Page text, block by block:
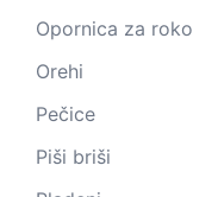
Opornica za roko
Orehi
Pečice
Piši briši